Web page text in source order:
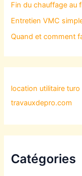
Fin du chauffage au
Entretien VMC
Quand et comment
location utilitaire turo
travauxdepro.com
Catégories